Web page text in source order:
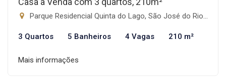
Parque Residencial Quinta do Lago, São José do Rio Preto-SP
3 Quartos 5 Banheiros 4 Vagas 210 m²
Mais informações